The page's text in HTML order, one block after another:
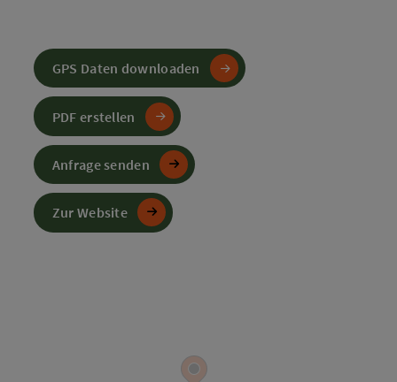
GPS Daten downloaden
PDF erstellen
Anfrage senden
Zur Website